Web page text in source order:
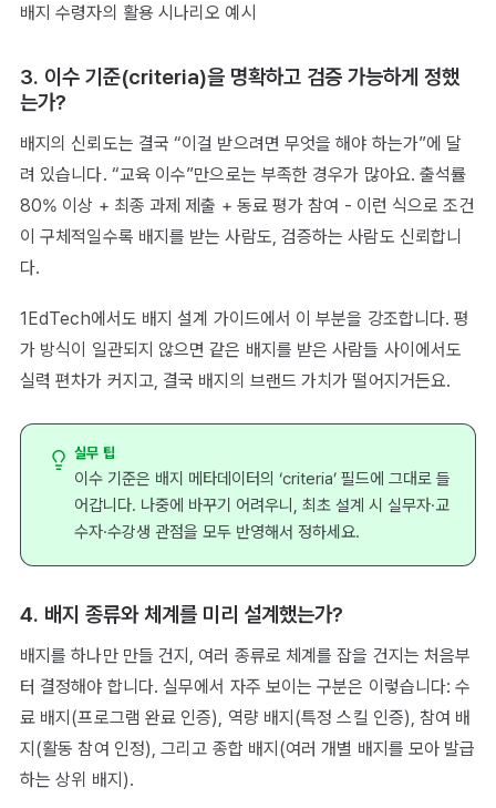
배지 수령자의 활용 시나리오 예시
3. 이수 기준(criteria)을 명확하고 검증 가능하게 정했
는가?
배지의 신뢰도는 결국 “이걸 받으려면 무엇을 해야 하는가”에 달
려 있습니다. “교육 이수”만으로는 부족한 경우가 많아요. 출석률
80% 이상 + 최종 과제 제출 + 동료 평가 참여 - 이런 식으로 조건
이 구체적일수록 배지를 받는 사람도, 검증하는 사람도 신뢰합니
다.
1EdTech에서도 배지 설계 가이드에서 이 부분을 강조합니다. 평
가 방식이 일관되지 않으면 같은 배지를 받은 사람들 사이에서도
실력 편차가 커지고, 결국 배지의 브랜드 가치가 떨어지거든요.
실무 팁
이수 기준은 배지 메타데이터의 ‘criteria’ 필드에 그대로 들
어갑니다. 나중에 바꾸기 어려우니, 최초 설계 시 실무자·교
수자·수강생 관점을 모두 반영해서 정하세요.
4. 배지 종류와 체계를 미리 설계했는가?
배지를 하나만 만들 건지, 여러 종류로 체계를 잡을 건지는 처음부
터 결정해야 합니다. 실무에서 자주 보이는 구분은 이렇습니다: 수
료 배지(프로그램 완료 인증), 역량 배지(특정 스킬 인증), 참여 배
지(활동 참여 인정), 그리고 종합 배지(여러 개별 배지를 모아 발급
하는 상위 배지).